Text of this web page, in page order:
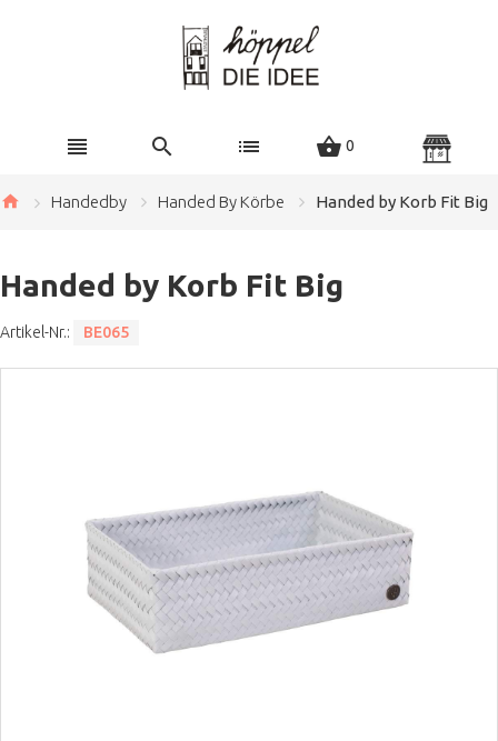
0
Handedby Handed By Körbe Handed by Korb Fit Big
Handed by Korb Fit Big
Artikel-Nr.: BE065